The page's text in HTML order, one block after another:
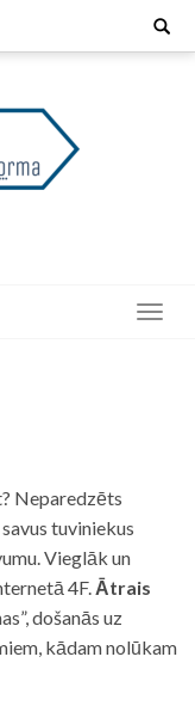
Search
Neparedzēts
tuviniekus
Vieglāk un
4F. Ātrais
došanās uz
kādam nolūkam